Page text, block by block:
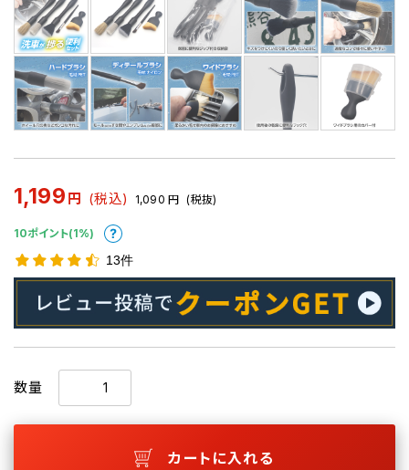
1,199 円 (税込) 1,090 円 (税抜)
10ポイント(1%)
13件
数量
カートに入れる